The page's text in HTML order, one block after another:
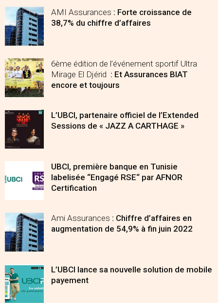
AMI Assurances : Forte croissance de
38,7% du chiffre d’affaires
6ème édition de l’événement sportif Ultra
Mirage El Djérid : Et Assurances BIAT
encore et toujours
L’UBCI, partenaire officiel de l’Extended
Sessions de « JAZZ A CARTHAGE »
UBCI, première banque en Tunisie
labelisée “Engagé RSE“ par AFNOR
Certification
Ami Assurances : Chiffre d’affaires en
augmentation de 54,9% à fin juin 2022
L’UBCI lance sa nouvelle solution de mobile
payement